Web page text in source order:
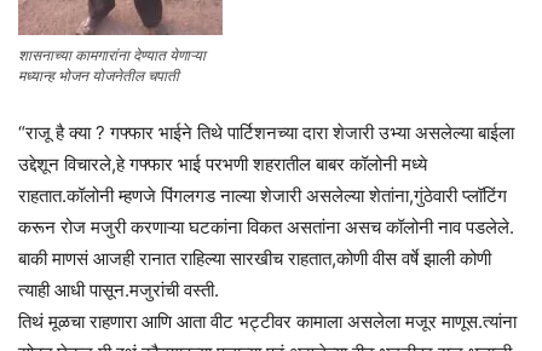
शासनाच्या कामगारांना देण्यात येणाऱ्या
मध्यान्ह भोजन योजनेतील चपाती
“राजू है क्या ? गफ्फार भाईने तिथे पार्टिशनच्या दारा शेजारी उभ्या असलेल्या बाईला
उद्देशून विचारले,हे गफ्फार भाई परभणी शहरातील बाबर कॉलोनी मध्ये
राहतात.कॉलोनी म्हणजे पिंगलगड नाल्या शेजारी असलेल्या शेतांना,गुंठेवारी प्लॉटिंग
करून रोज मजुरी करणाऱ्या घटकांना विकत असतांना असच कॉलोनी नाव पडलेले.
बाकी माणसं आजही रानात राहिल्या सारखीच राहतात,कोणी वीस वर्षे झाली कोणी
त्याही आधी पासून.मजुरांची वस्ती.
तिथं मूळचा राहणारा आणि आता वीट भट्टीवर कामाला असलेला मजूर माणूस.त्यांना